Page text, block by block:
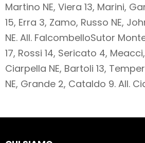
Martino NE, Viera 13, Marini,
15, Erra 3, Zamo, Russo NE,
NE. All. FalcombelloSutor
17, Rossi 14, Sericato 4,
Ciarpella NE, Bartoli 13,
NE, Grande 2, Cataldo 9. All.